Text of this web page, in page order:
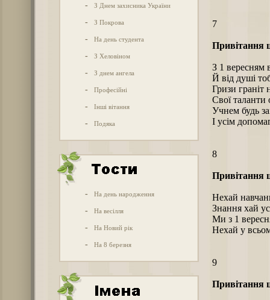
- З Днем захисника України
- З Покрова
- На день студента
- З Хеловіном
- З днем ангела
- Професійні
- Інші вітання
- Подяка
- На день народження
- На весілля
- На Новий рік
- На 8 березня
7
Привітання
З 1 вересням
Й від душі
Гризи граніт
Свої таланти
Учнем будь
І усім
8
Привітання
Нехай
Знання хай
Ми з 1
Нехай у
9
Привітання